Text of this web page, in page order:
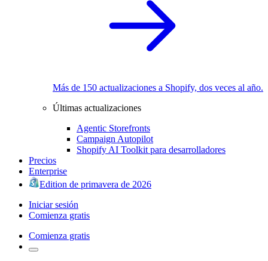
Más de 150 actualizaciones a Shopify, dos veces al año.
Últimas actualizaciones
Agentic Storefronts
Campaign Autopilot
Shopify AI Toolkit para desarrolladores
Precios
Enterprise
Edition de primavera de 2026
Iniciar sesión
Comienza gratis
Comienza gratis